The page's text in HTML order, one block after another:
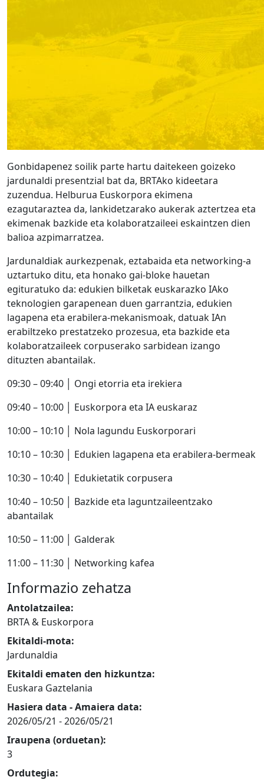
Gonbidapenez soilik parte hartu daitekeen goizeko
jardunaldi presentzial bat da, BRTAko kideetara
zuzendua. Helburua Euskorpora ekimena
ezagutaraztea da, lankidetzarako aukerak aztertzea eta
ekimenak bazkide eta kolaboratzaileei eskaintzen dien
balioa azpimarratzea.
Jardunaldiak aurkezpenak, eztabaida eta networking-a
uztartuko ditu, eta honako gai-bloke hauetan
egituratuko da: edukien bilketak euskarazko IAko
teknologien garapenean duen garrantzia, edukien
lagapena eta erabilera-mekanismoak, datuak IAn
erabiltzeko prestatzeko prozesua, eta bazkide eta
kolaboratzaileek corpuserako sarbidean izango
dituzten abantailak.
09:30 – 09:40 │ Ongi etorria eta irekiera
09:40 – 10:00 │ Euskorpora eta IA euskaraz
10:00 – 10:10 │ Nola lagundu Euskorporari
10:10 – 10:30 │ Edukien lagapena eta erabilera-bermeak
10:30 – 10:40 │ Edukietatik corpusera
10:40 – 10:50 │ Bazkide eta laguntzaileentzako
abantailak
10:50 – 11:00 │ Galderak
11:00 – 11:30 │ Networking kafea
Informazio zehatza
Antolatzailea:
BRTA & Euskorpora
Ekitaldi-mota:
Jardunaldia
Ekitaldi ematen den hizkuntza:
Euskara Gaztelania
Hasiera data - Amaiera data:
2026/05/21 -2026/05/21
Iraupena (orduetan):
3
Ordutegia: